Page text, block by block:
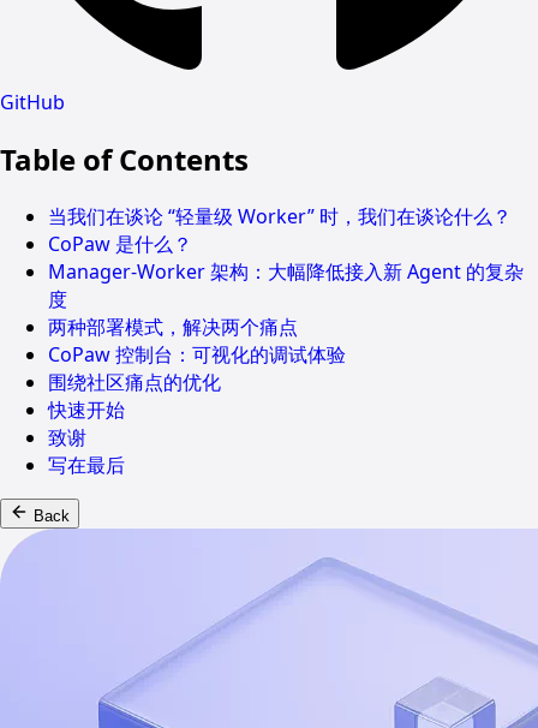
GitHub
Table of Contents
当我们在谈论 “轻量级 Worker” 时，我们在谈论什么？
CoPaw 是什么？
Manager-Worker 架构：大幅降低接入新 Agent 的复杂
度
两种部署模式，解决两个痛点
CoPaw 控制台：可视化的调试体验
围绕社区痛点的优化
快速开始
致谢
写在最后
Back